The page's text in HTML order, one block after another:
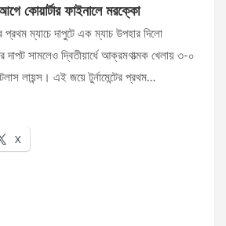
কোয়ার্টার ফাইনালে মরক্কো
ম্যাচে দাপুটে এক ম্যাচ উপহার দিলো
দাপট সামলেও দ্বিতীয়ার্ধে আক্রমণাত্মক খেলায় ৩-০
লায়ন্স। এই জয়ে টুর্নামেন্টের প্রথম…
X